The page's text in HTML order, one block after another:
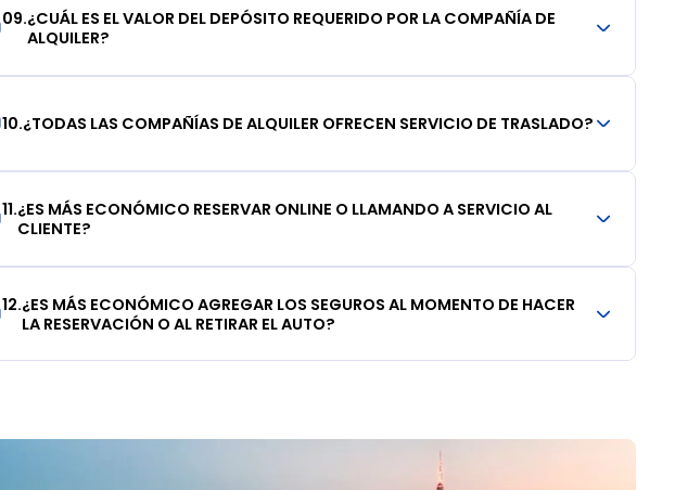
09.¿CUÁL ES EL VALOR DEL DEPÓSITO REQUERIDO POR LA COMPAÑÍA DE
ALQUILER?
10.¿TODAS LAS COMPAÑÍAS DE ALQUILER OFRECEN SERVICIO DE TRASLADO?
11.¿ES MÁS ECONÓMICO RESERVAR ONLINE O LLAMANDO A SERVICIO AL
CLIENTE?
12.¿ES MÁS ECONÓMICO AGREGAR LOS SEGUROS AL MOMENTO DE HACER
LA RESERVACIÓN O AL RETIRAR EL AUTO?